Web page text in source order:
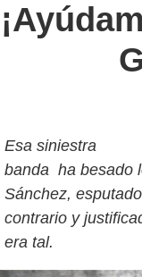
Esa siniestra
banda ha besado
Sánchez,
contrario y
era tal.